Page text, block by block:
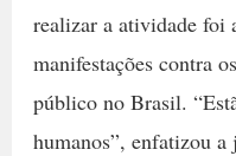
realizar a atividade foi
manifestações contra
público no Brasil.
humanos”, enfatizou